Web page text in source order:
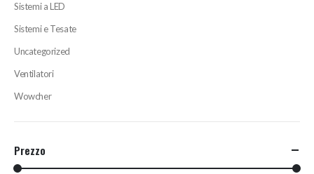
Sistemi a LED
Sistemi e Tesate
Uncategorized
Ventilatori
Wowcher
Prezzo